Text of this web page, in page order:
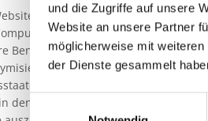
und die Zugriffe auf unsere
Website an unsere Partner
möglicherweise mit
der Dienste gesammelt
Einwilligungsauswahl
benutzt Google Analytics,
gespeichert werden und die
Benutzung dieser Website werden
auf dieser Website, wird
des Abkommens über den
den USA übertragen und dort